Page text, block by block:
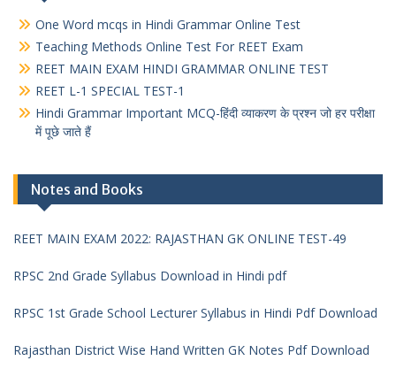
One Word mcqs in Hindi Grammar Online Test
Teaching Methods Online Test For REET Exam
REET MAIN EXAM HINDI GRAMMAR ONLINE TEST
REET L-1 SPECIAL TEST-1
Hindi Grammar Important MCQ-हिंदी व्याकरण के प्रश्न जो हर परीक्षा
में पूछे जाते हैं
Notes and Books
REET MAIN EXAM 2022: RAJASTHAN GK ONLINE TEST-49
RPSC 2nd Grade Syllabus Download in Hindi pdf
RPSC 1st Grade School Lecturer Syllabus in Hindi Pdf Download
Rajasthan District Wise Hand Written GK Notes Pdf Download